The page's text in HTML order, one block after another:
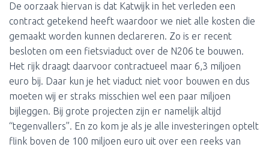
De oorzaak hiervan is dat Katwijk in het verleden een
contract getekend heeft waardoor we niet alle kosten die
gemaakt worden kunnen declareren. Zo is er recent
besloten om een fietsviaduct over de N206 te bouwen.
Het rijk draagt daarvoor contractueel maar 6,3 miljoen
euro bij. Daar kun je het viaduct niet voor bouwen en dus
moeten wij er straks misschien wel een paar miljoen
bijleggen. Bij grote projecten zijn er namelijk altijd
“tegenvallers”. En zo kom je als je alle investeringen optelt
flink boven de 100 miljoen euro uit over een reeks van